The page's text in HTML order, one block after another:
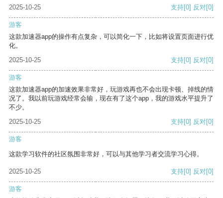
2025-10-25 支持[0] 反对[0]
游客
这款加速器app的操作有点复杂，可以简化一下，比如将设置页面进行优
化。
2025-10-25
支持[0] 反对[0]
游客
这款加速器app的加速效果非常好，玩游戏再也不会出现卡顿、掉线的情
况了。我以前玩游戏经常会输，现在有了这个app，我的游戏水平提升了
不少。
2025-10-25
支持[0] 反对[0]
游客
这款学习软件的社区氛围非常好，可以与其他学习者交流学习心得。
2025-10-25 支持[0] 反对[0]
游客